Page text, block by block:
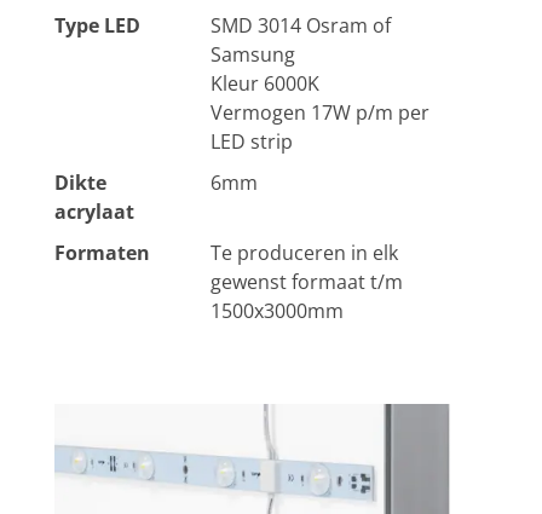
Type LED
SMD 3014 Osram of
Samsung
Kleur 6000K
Vermogen 17W p/m per
LED strip
Dikte
acrylaat
6mm
Formaten
Te produceren in elk
gewenst formaat t/m
1500x3000mm